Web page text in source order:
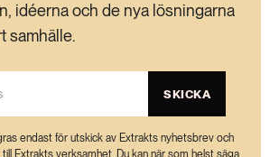
idéerna och de nya lösningarna
samhälle.
SKICKA
endast för utskick av Extrakts nyhetsbrev och
Extrakts verksamhet. Du kan när som helst säga